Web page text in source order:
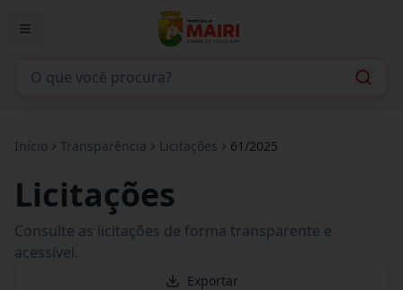
Início Transparência Licitações 61/2025
Licitações
Consulte as licitações de forma transparente e
acessível.
Exportar